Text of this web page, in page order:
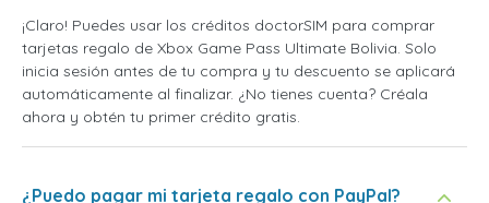
¡Claro! Puedes usar los créditos doctorSIM para comprar
tarjetas regalo de Xbox Game Pass Ultimate Bolivia. Solo
inicia sesión antes de tu compra y tu descuento se aplicará
automáticamente al finalizar. ¿No tienes cuenta? Créala
ahora y obtén tu primer crédito gratis.
¿Puedo pagar mi tarjeta regalo con PayPal?